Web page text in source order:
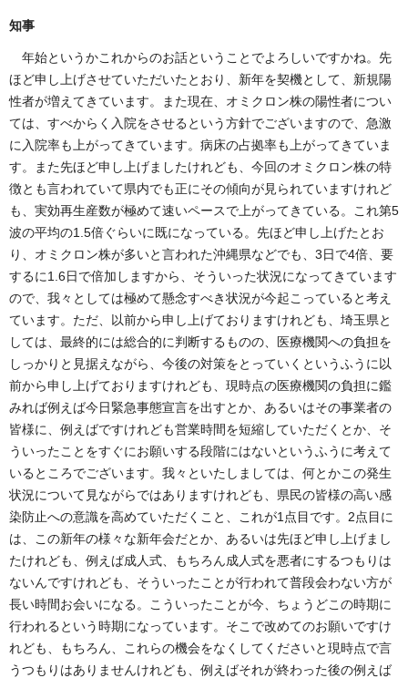
知事
年始というかこれからのお話ということでよろしいですかね。先
ほど申し上げさせていただいたとおり、新年を契機として、新規陽
性者が増えてきています。また現在、オミクロン株の陽性者につい
ては、すべからく入院をさせるという方針でございますので、急激
に入院率も上がってきています。病床の占拠率も上がってきていま
す。また先ほど申し上げましたけれども、今回のオミクロン株の特
徴とも言われていて県内でも正にその傾向が見られていますけれど
も、実効再生産数が極めて速いペースで上がってきている。これ第5
波の平均の1.5倍ぐらいに既になっている。先ほど申し上げたとお
り、オミクロン株が多いと言われた沖縄県などでも、3日で4倍、要
するに1.6日で倍加しますから、そういった状況になってきています
ので、我々としては極めて懸念すべき状況が今起こっていると考え
ています。ただ、以前から申し上げておりますけれども、埼玉県と
しては、最終的には総合的に判断するものの、医療機関への負担を
しっかりと見据えながら、今後の対策をとっていくというふうに以
前から申し上げておりますけれども、現時点の医療機関の負担に鑑
みれば例えば今日緊急事態宣言を出すとか、あるいはその事業者の
皆様に、例えばですけれども営業時間を短縮していただくとか、そ
ういったことをすぐにお願いする段階にはないというふうに考えて
いるところでございます。我々といたしましては、何とかこの発生
状況について見ながらではありますけれども、県民の皆様の高い感
染防止への意識を高めていただくこと、これが1点目です。2点目に
は、この新年の様々な新年会だとか、あるいは先ほど申し上げまし
たけれども、例えば成人式、もちろん成人式を悪者にするつもりは
ないんですけれども、そういったことが行われて普段会わない方が
長い時間お会いになる。こういったことが今、ちょうどこの時期に
行われるという時期になっています。そこで改めてのお願いですけ
れども、もちろん、これらの機会をなくしてくださいと現時点で言
うつもりはありませんけれども、例えばそれが終わった後の例えば